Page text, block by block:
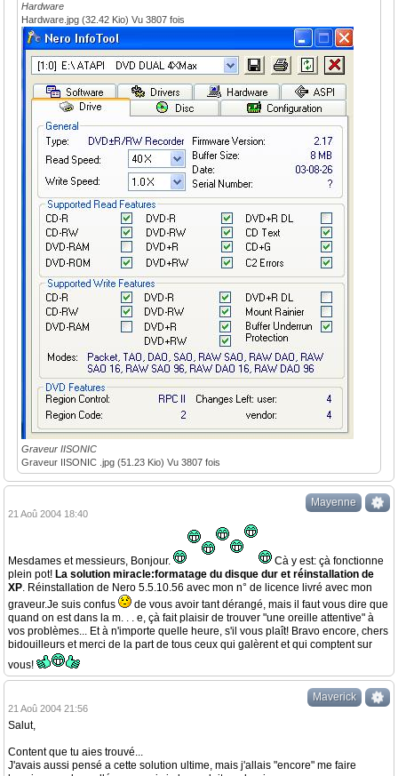
Hardware
Hardware.jpg (32.42 Kio) Vu 3807 fois
Graveur IISONIC
Graveur IISONIC .jpg (51.23 Kio) Vu 3807 fois
Mayenne
21 Aoû 2004 18:40
Mesdames et messieurs, Bonjour.
Cà y est: çà fonctionne
plein pot! La solution miracle:formatage du disque dur et réinstallation de
XP. Réinstallation de Nero 5.5.10.56 avec mon n° de licence livré avec mon
graveur.Je suis confus
de vous avoir tant dérangé, mais il faut vous dire que
quand on est dans la m. . . e, çà fait plaisir de trouver "une oreille attentive" à
vos problèmes... Et à n'importe quelle heure, s'il vous plaît! Bravo encore, chers
bidouilleurs et merci de la part de tous ceux qui galèrent et qui comptent sur
vous!
Maverick
21 Aoû 2004 21:56
Salut,
Content que tu aies trouvé...
J'avais aussi pensé a cette solution ultime, mais j'allais "encore" me faire